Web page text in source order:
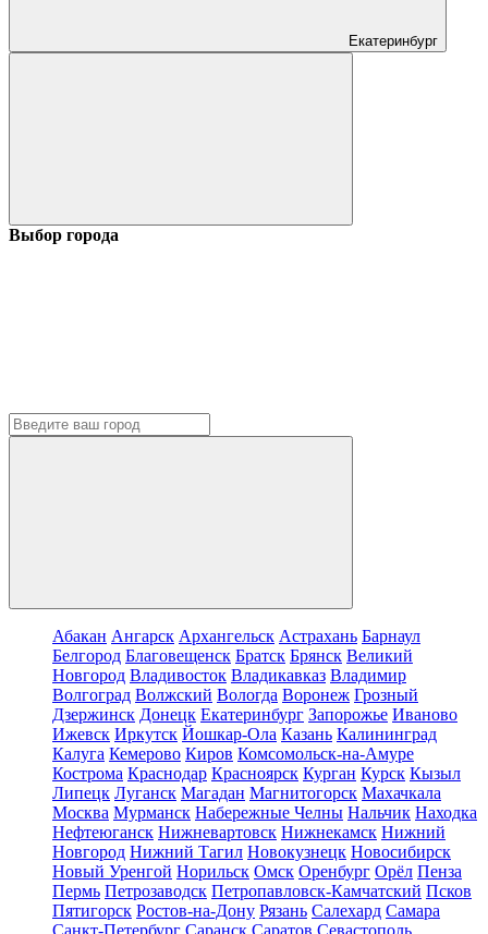
Екатеринбург
Выбор города
Абакан Ангарск Архангельск Астрахань Барнаул
Белгород Благовещенск Братск Брянск Великий
Новгород Владивосток Владикавказ Владимир
Волгоград Волжский Вологда Воронеж Грозный
Дзержинск Донецк Екатеринбург Запорожье Иваново
Ижевск Иркутск Йошкар-Ола Казань Калининград
Калуга Кемерово Киров Комсомольск-на-Амуре
Кострома Краснодар Красноярск Курган Курск Кызыл
Липецк Луганск Магадан Магнитогорск Махачкала
Москва Мурманск Набережные Челны Нальчик Находка
Нефтеюганск Нижневартовск Нижнекамск Нижний
Новгород Нижний Тагил Новокузнецк Новосибирск
Новый Уренгой Норильск Омск Оренбург Орёл Пенза
Пермь Петрозаводск Петропавловск-Камчатский Псков
Пятигорск Ростов-на-Дону Рязань Салехард Самара
Санкт-Петербург Саранск Саратов Севастополь